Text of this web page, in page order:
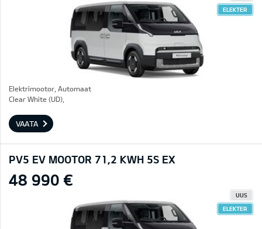
ELEKTER
Elektrimootor, Automaat
Clear White (UD),
VAATA
PV5 EV MOOTOR 71,2 KWH 5S EX
48 990 €
UUS
ELEKTER